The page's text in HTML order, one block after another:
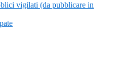
vigilati (da pubblicare in